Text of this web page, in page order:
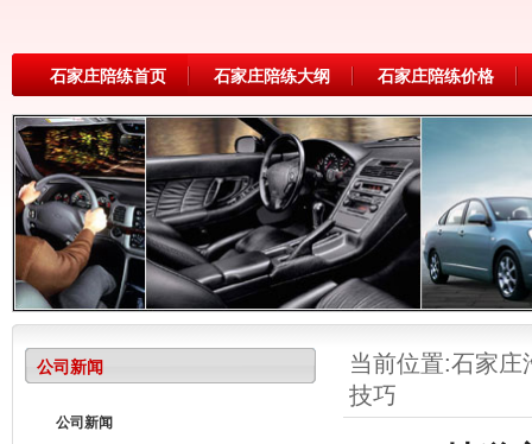
石家庄陪练首页 石家庄陪练大纲 石家庄陪练价格
公司新闻
公司新闻
当前位置:石家庄
技巧